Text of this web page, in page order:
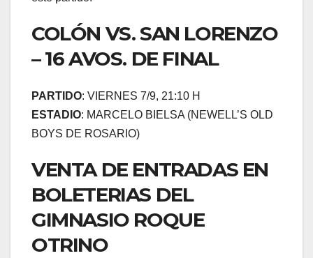
COLÓN VS. SAN LORENZO
– 16 AVOS. DE FINAL
PARTIDO: VIERNES 7/9, 21:10 H
ESTADIO: MARCELO BIELSA (NEWELL’S OLD
BOYS DE ROSARIO)
VENTA DE ENTRADAS EN
BOLETERIAS DEL
GIMNASIO ROQUE
OTRINO